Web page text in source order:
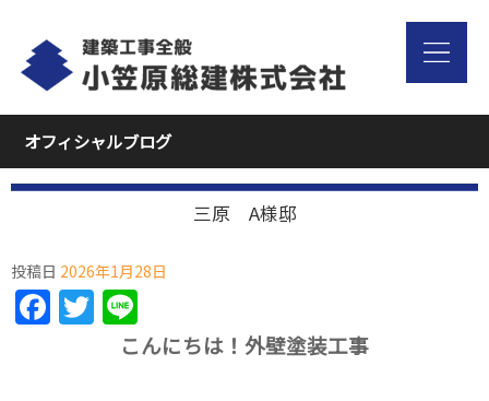
オフィシャルブログ
三原 A様邸
投稿日 2026年1月28日
Facebook
Twitter
こんにちは！外壁塗装工事